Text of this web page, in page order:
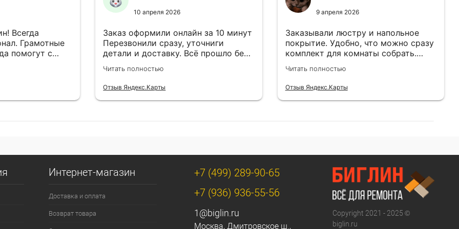
Всегда
Грамотные
помогут с
в
10 апреля 2026
Заказ оформили онлайн за 10 минут
Перезвонили сразу, уточниги
детали и доставку. Всё прошло без
лишней суеты.
Читать полностью
Отзыв Яндекс.Карты
9 апреля 2026
Заказывали люстру и напольное
покрытие. Удобно, что можно сразу
комплект для комнаты собрать.
Цены адекватные.
Читать полностью
Отзыв Яндекс.Карты
Интернет-магазин
Доставка и оплата
Возврат товара
+7 (499) 289-90-65
+7 (936) 936-55-56
1@biglin.ru
Москва, Дмитровское ш.,
Copyright 2021 - 2025 ©
biglin.ru